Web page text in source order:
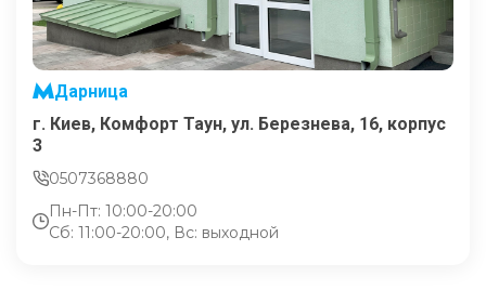
Дарница
г. Киев, Комфорт Таун, ул. Березнева, 16, корпус
3
0507368880
Пн-Пт: 10:00-20:00
Сб: 11:00-20:00, Вс: выходной